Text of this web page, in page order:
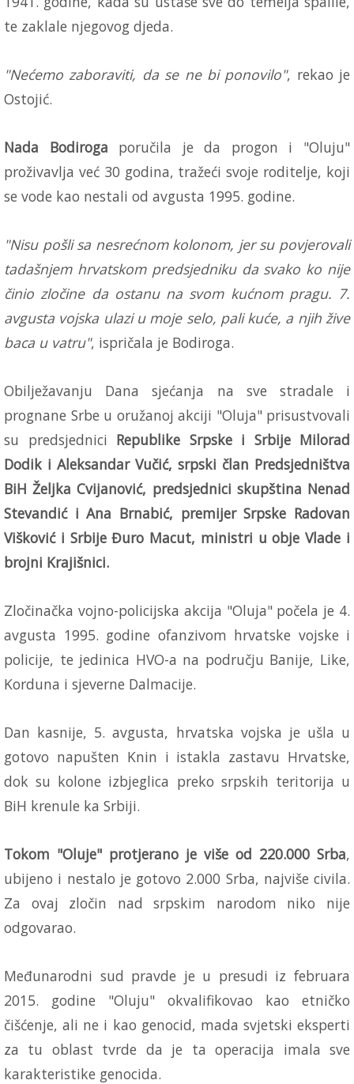
te zaklale njegovog djeda.
"Nećemo zaboraviti, da se ne bi ponovilo", rekao je
Ostojić.
Nada Bodiroga poručila je da progon i "Oluju"
proživavlja već 30 godina, tražeći svoje roditelje, koji
se vode kao nestali od avgusta 1995. godine.
"Nisu pošli sa nesrećnom kolonom, jer su povjerovali
tadašnjem hrvatskom predsjedniku da svako ko nije
činio zločine da ostanu na svom kućnom pragu. 7.
avgusta vojska ulazi u moje selo, pali kuće, a njih žive
baca u vatru", ispričala je Bodiroga.
Obilježavanju Dana sjećanja na sve stradale i
prognane Srbe u oružanoj akciji "Oluja" prisustvovali
su predsjednici Republike Srpske i Srbije Milorad
Dodik i Aleksandar Vučić, srpski član Predsjedništva
BiH Željka Cvijanović, predsjednici skupština Nenad
Stevandić i Ana Brnabić, premijer Srpske Radovan
Višković i Srbije Đuro Macut, ministri u obje Vlade i
brojni Krajišnici.
Zločinačka vojno-policijska akcija "Oluja" počela je 4.
avgusta 1995. godine ofanzivom hrvatske vojske i
policije, te jedinica HVO-a na području Banije, Like,
Korduna i sjeverne Dalmacije.
Dan kasnije, 5. avgusta, hrvatska vojska je ušla u
gotovo napušten Knin i istakla zastavu Hrvatske,
dok su kolone izbjeglica preko srpskih teritorija u
BiH krenule ka Srbiji.
Tokom "Oluje" protjerano je više od 220.000 Srba,
ubijeno i nestalo je gotovo 2.000 Srba, najviše civila.
Za ovaj zločin nad srpskim narodom niko nije
odgovarao.
Međunarodni sud pravde je u presudi iz februara
2015. godine "Oluju" okvalifikovao kao etničko
čišćenje, ali ne i kao genocid, mada svjetski eksperti
za tu oblast tvrde da je ta operacija imala sve
karakteristike genocida.